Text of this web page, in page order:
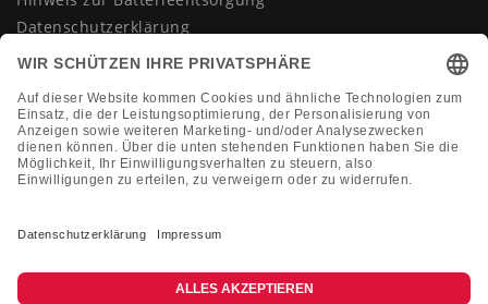
Datenschutzerklärung
AGB
Vertrag widerrufen
KONTAKT
+49 (0)2133 210433
shop@dienadel.de
Kieler Str. 18 - 41540 Dormagen